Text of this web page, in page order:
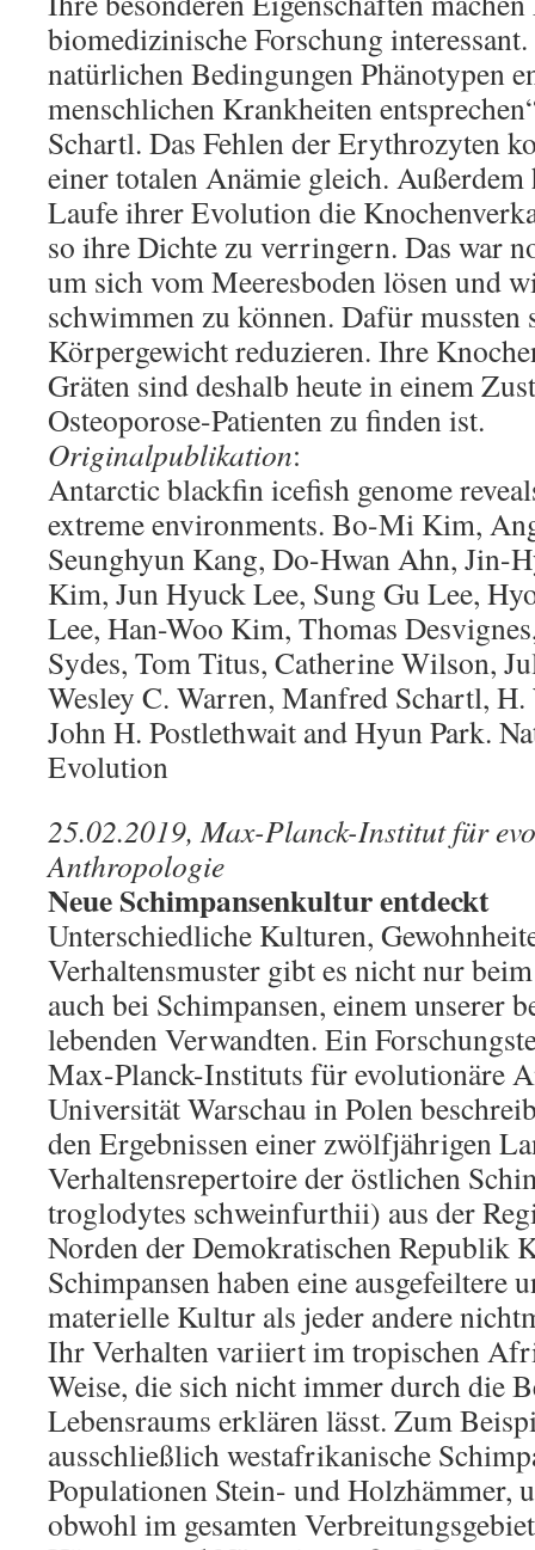
biomedizinische Forschung
natürlichen Bedingungen Phänotypen
menschlichen Krankheiten
Schartl. Das Fehlen der Erythrozyten
einer totalen Anämie gleich.
Laufe ihrer Evolution die
so ihre Dichte zu verringern. Das war
um sich vom Meeresboden lösen und
schwimmen zu können. Dafür
Körpergewicht reduzieren. Ihre
Gräten sind deshalb heute in einem
Osteoporose-Patienten zu finden ist.
Originalpublikation:
Antarctic blackfin icefish genome
extreme environments. Bo-Mi Kim,
Seunghyun Kang, Do-Hwan Ahn, Jin-
Kim, Jun Hyuck Lee, Sung Gu Lee,
Lee, Han-Woo Kim, Thomas
Sydes, Tom Titus, Catherine Wilson,
Wesley C. Warren, Manfred Schartl,
John H. Postlethwait and Hyun Park.
Evolution
25.02.2019, Max-Planck-Institut für
Anthropologie
Neue Schimpansenkultur entdeckt
Unterschiedliche Kulturen,
Verhaltensmuster gibt es nicht nur
auch bei Schimpansen, einem unserer
lebenden Verwandten. Ein
Max-Planck-Instituts für evolutionäre
Universität Warschau in Polen
den Ergebnissen einer zwölfjährigen
Verhaltensrepertoire der östlichen
troglodytes schweinfurthii) aus der
Norden der Demokratischen Republik
Schimpansen haben eine ausgefeiltere
materielle Kultur als jeder andere
Ihr Verhalten variiert im tropischen
Weise, die sich nicht immer durch die
Lebensraums erklären lässt. Zum
ausschließlich westafrikanische
Populationen Stein- und Holzhämmer,
obwohl im gesamten